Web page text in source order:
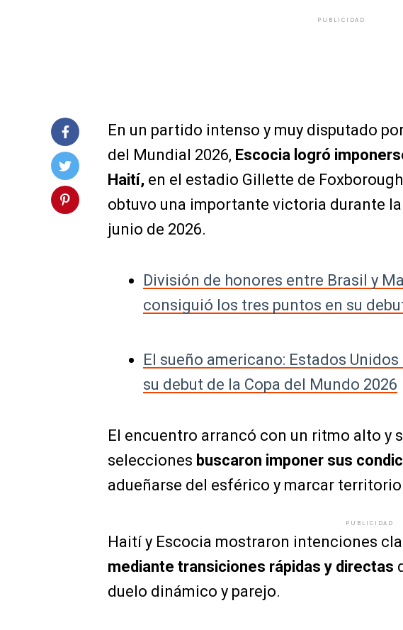
PUBLICIDAD
En un partido intenso y muy disputado
del Mundial 2026, Escocia logró
Haití, en el estadio Gillette de
obtuvo una importante victoria durante
junio de 2026.
División de honores entre Brasil y
consiguió los tres puntos en su
El sueño americano: Estados
su debut de la Copa del Mundo 2026
El encuentro arrancó con un ritmo alto y
selecciones buscaron imponer sus
adueñarse del esférico y marcar
PUBLICIDAD
Haití y Escocia mostraron intenciones
mediante transiciones rápidas y directas
duelo dinámico y parejo.